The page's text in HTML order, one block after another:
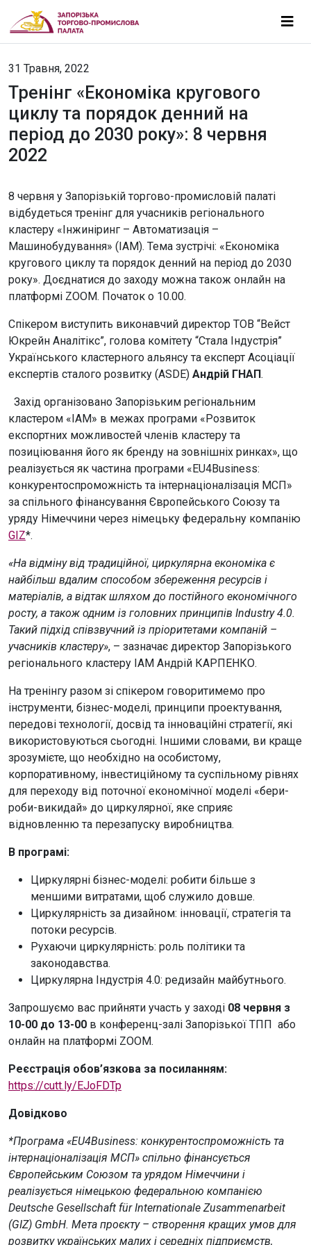
31 Травня, 2022
Тренінг «Економіка кругового
циклу та порядок денний на
період до 2030 року»: 8 червня
2022
8 червня у Запорізькій торгово-промисловій палаті
відбудеться тренінг для учасників регіонального
кластеру «Інжиніринг – Автоматизація –
Машинобудування» (ІАМ). Тема зустрічі: «Економіка
кругового циклу та порядок денний на період до 2030
року». Доєднатися до заходу можна також онлайн на
платформі ZOOM. Початок о 10.00.
Спікером виступить виконавчий директор ТОВ “Вейст
Юкрейн Аналітікс”, голова комітету “Стала Індустрія”
Українського кластерного альянсу та експерт Асоціації
експертів сталого розвитку (ASDE) Андрій ГНАП.
Захід організовано Запорізьким регіональним
кластером «ІАМ» в межах програми «Розвиток
експортних можливостей членів кластеру та
позиціювання його як бренду на зовнішніх ринках», що
реалізується як частина програми «EU4Business:
конкурентоспроможність та інтернаціоналізація МСП»
за спільного фінансування Європейського Союзу та
уряду Німеччини через німецьку федеральну компанію
GIZ*.
«На відміну від традиційної, циркулярна економіка є
найбільш вдалим способом збереження ресурсів і
матеріалів, а відтак шляхом до постійного економічного
росту, а також одним із головних принципів Industry4.0.
Такий підхід співзвучний із пріоритетами компаній –
учасників кластеру», – зазначає директор Запорізького
регіонального кластеру ІАМ Андрій КАРПЕНКО.
На тренінгу разом зі спікером говоритимемо про
інструменти, бізнес-моделі, принципи проектування,
передові технології, досвід та інноваційні стратегії, які
використовуються сьогодні. Іншими словами, ви краще
зрозумієте, що необхідно на особистому,
корпоративному, інвестиційному та суспільному рівнях
для переходу від поточної економічної моделі «бери-
роби-викидай» до циркулярної, яке сприяє
відновленню та перезапуску виробництва.
В програмі:
Циркулярні бізнес-моделі: робити більше з
меншими витратами, щоб служило довше.
Циркулярність за дизайном: інновації, стратегія та
потоки ресурсів.
Рухаючи циркулярність: роль політики та
законодавства.
Циркулярна Індустрія 4.0: редизайн майбутнього.
Запрошуємо вас прийняти участь у заході 08 червня з
10-00 до 13-00 в конференц-залі Запорізької ТПП або
онлайн на платформі ZOOM.
Реєстрація обов’язкова за посиланням:
https://cutt.ly/EJoFDTp
Довідково
*Програма «EU4Business: конкурентоспроможність та
інтернаціоналізація МСП» спільно фінансується
Європейським Союзом та урядом Німеччини і
реалізується німецькою федеральною компанією
Deutsche Gesellschaft für Internationale Zusammenarbeit
(GIZ) GmbH. Мета проєкту – створення кращих умов для
розвитку українських малих і середніх підприємств,